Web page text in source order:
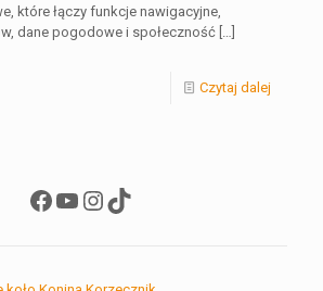
które łączy funkcje nawigacyjne,
dane pogodowe i społeczność […]
Czytaj dalej
Facebook
YouTube
Instagram
TikTok